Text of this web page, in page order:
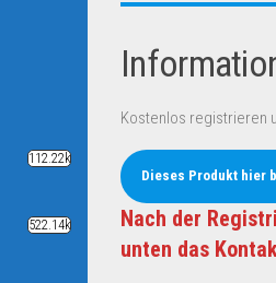
Kostenlos registrieren
Dieses Produkt hier
Nach der
unten das
112.22k
522.14k